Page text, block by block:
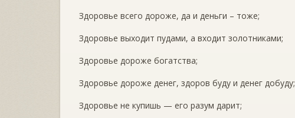
Здоровье всего дороже, да и деньги – тоже;
Здоровье выходит пудами, а входит золотниками;
Здоровье дороже богатства;
Здоровье дороже денег, здоров буду и денег добуду;
Здоровье не купишь — его разум дарит;